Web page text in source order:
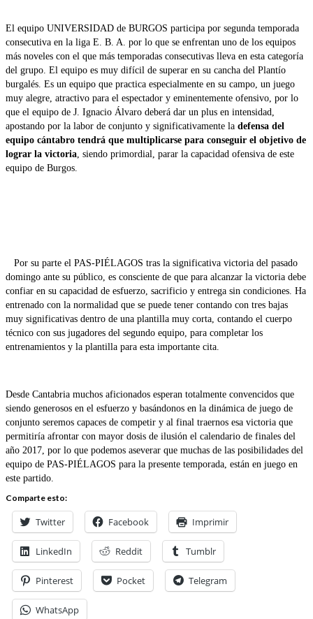
El equipo UNIVERSIDAD de BURGOS participa por segunda temporada
consecutiva en la liga E. B. A. por lo que se enfrentan uno de los equipos
más noveles con el que más temporadas consecutivas lleva en esta categoría
del grupo. El equipo es muy difícil de superar en su cancha del Plantío
burgalés. Es un equipo que practica especialmente en su campo, un juego
muy alegre, atractivo para el espectador y eminentemente ofensivo, por lo
que el equipo de J. Ignacio Álvaro deberá dar un plus en intensidad,
apostando por la labor de conjunto y significativamente la defensa del
equipo cántabro tendrá que multiplicarse para conseguir el objetivo de
lograr la victoria , siendo primordial, parar la capacidad ofensiva de este
equipo de Burgos.
Por su parte el PAS-PIÉLAGOS tras la significativa victoria del pasado
domingo ante su público, es consciente de que para alcanzar la victoria debe
confiar en su capacidad de esfuerzo, sacrificio y entrega sin condiciones. Ha
entrenado con la normalidad que se puede tener contando con tres bajas
muy significativas dentro de una plantilla muy corta, contando el cuerpo
técnico con sus jugadores del segundo equipo, para completar los
entrenamientos y la plantilla para esta importante cita.
Desde Cantabria muchos aficionados esperan totalmente convencidos que
siendo generosos en el esfuerzo y basándonos en la dinámica de juego de
conjunto seremos capaces de competir y al final traernos esa victoria que
permitiría afrontar con mayor dosis de ilusión el calendario de finales del
año 2017, por lo que podemos aseverar que muchas de las posibilidades del
equipo de PAS-PIÉLAGOS para la presente temporada, están en juego en
este partido.
Comparte esto:
Twitter Facebook Imprimir
LinkedIn Reddit Tumblr
Pinterest Pocket Telegram
WhatsApp